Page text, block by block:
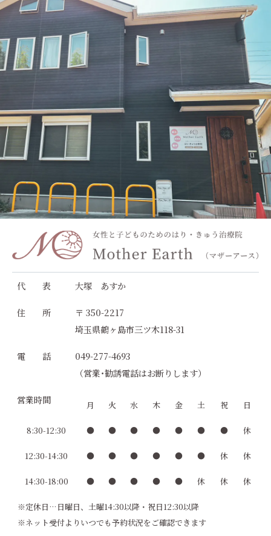
代 表 大塚 あすか
住 所
〒 350-2217
埼玉県鶴ヶ島市三ツ木118-31
電 話
049-277-4693
（営業･勧誘電話はお断りします）
営業時間 月 火 水 木 金 土 祝 日
8:30-12:30 ● ● ● ● ● ● ● 休
12:30-14:30 ● ● ● ● ● ● 休 休
14:30-18:00 ● ● ● ● ● 休 休 休
※定休日…日曜日、土曜14:30以降・祝日12:30以降
※ネット受付よりいつでも予約状況をご確認できます